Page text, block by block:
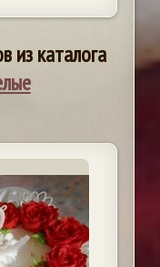
из каталога